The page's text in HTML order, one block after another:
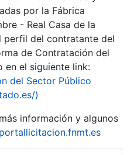
por la Fábrica
- Real Casa de la
perfil del contratante del
de Contratación del
en el siguiente link:
del Sector Público
)
información y algunos
portallicitacion.fnmt.es